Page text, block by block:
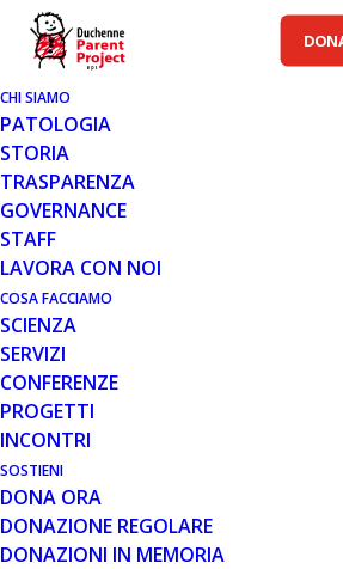
CHI SIAMO
PATOLOGIA
STORIA
TRASPARENZA
GOVERNANCE
STAFF
LAVORA CON NOI
COSA FACCIAMO
SCIENZA
SERVIZI
CONFERENZE
PROGETTI
INCONTRI
SOSTIENI
DONA ORA
DONAZIONE REGOLARE
DONAZIONI IN MEMORIA
26 NOV 2015
RITORNA “LA
TAVOLA PER DONARE
SPERANZA"
Ritorna venerdì 4 dicembre, presso il
solidarietà a tavola per donare una
Leggi tutto
MESE: NOVEMBRE 2015